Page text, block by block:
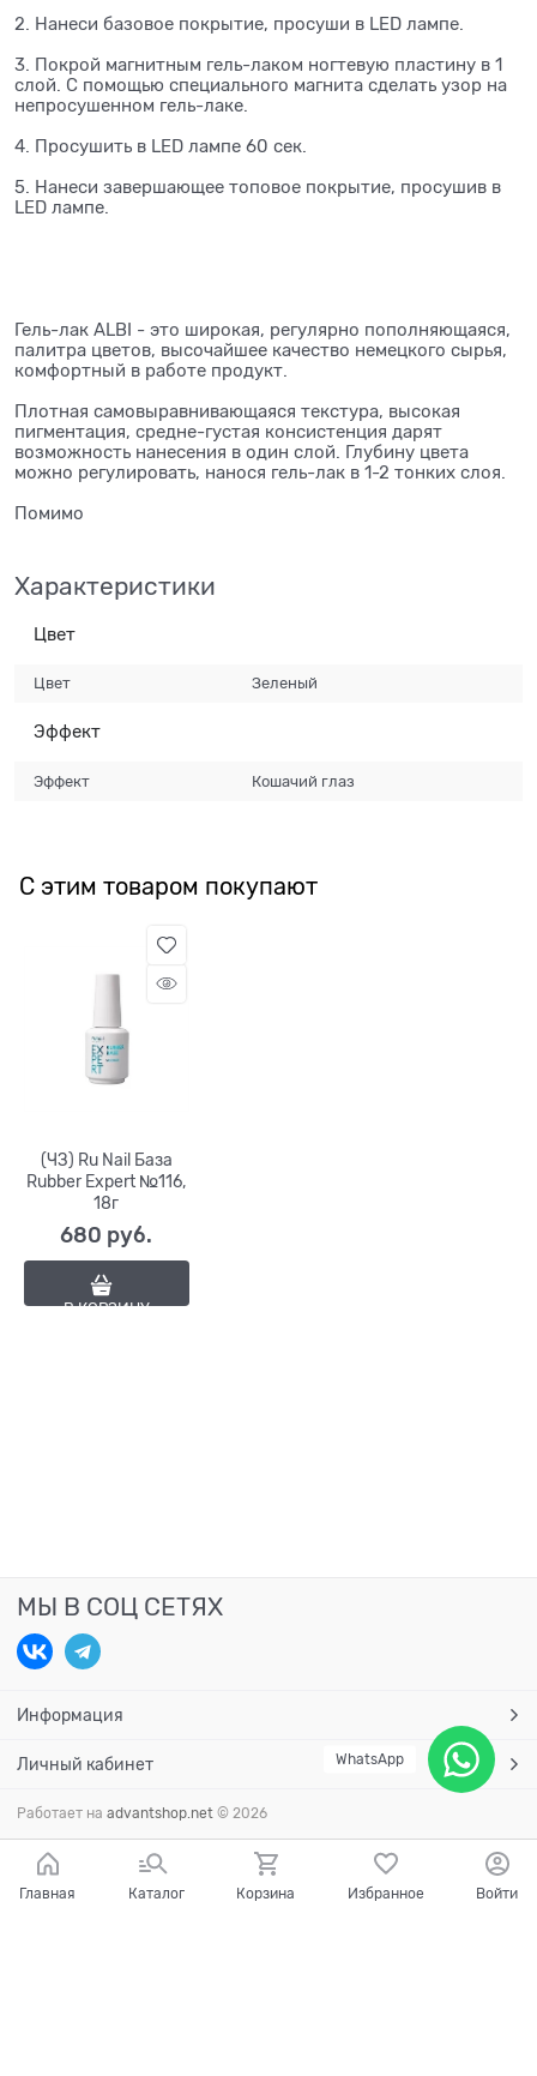
2. Нанеси базовое покрытие, просуши в LED лампе.
3. Покрой магнитным гель-лаком ногтевую пластину в 1
слой. С помощью специального магнита сделать узор на
непросушенном гель-лаке.
4. Просушить в LED лампе 60 сек.
5. Нанеси завершающее топовое покрытие, просушив в
LED лампе.
Гель-лак ALBI - это широкая, регулярно пополняющаяся,
палитра цветов, высочайшее качество немецкого сырья,
комфортный в работе продукт.
Плотная самовыравнивающаяся текстура, высокая
пигментация, средне-густая консистенция дарят
возможность нанесения в один слой. Глубину цвета
можно регулировать, нанося гель-лак в 1-2 тонких слоя.
Помимо
Характеристики
Цвет
Цвет Зеленый
Эффект
Эффект Кошачий глаз
С этим товаром покупают
(ЧЗ) Ru Nail База
Rubber Expert №116,
18г
680 руб.
В КОРЗИНУ
МЫ В СОЦ СЕТЯХ
Информация
Личный кабинет
Работает на advantshop.net © 2026
Главная Каталог Корзина Избранное Войти
WhatsApp